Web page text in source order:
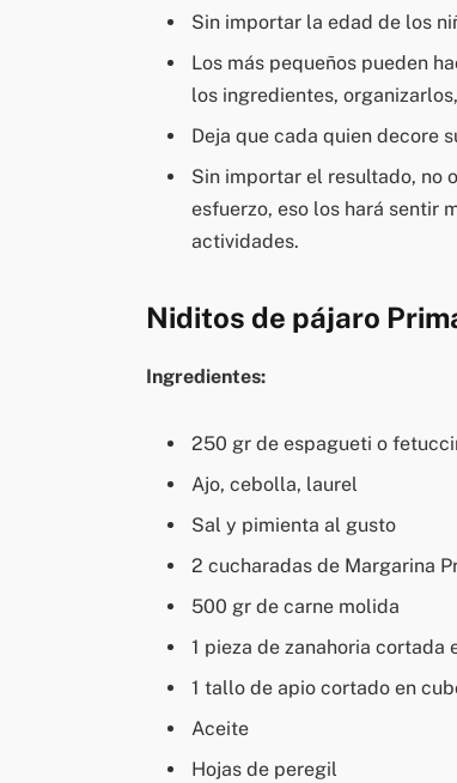
Sin importar la edad de los
Los más pequeños pueden
los ingredientes,
Deja que cada quien decore
Sin importar el resultado, no
esfuerzo, eso los hará sentir
actividades.
Niditos de pájaro
Ingredientes:
250 gr de espagueti o
Ajo, cebolla, laurel
Sal y pimienta al gusto
2 cucharadas de Margarina
500 gr de carne molida
1 pieza de zanahoria cortada
1 tallo de apio cortado en
Aceite
Hojas de peregil